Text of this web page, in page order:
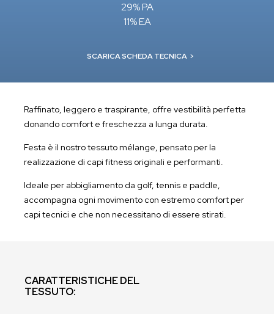
29% PA
11% EA
SCARICA SCHEDA TECNICA >
Raffinato, leggero e traspirante, offre vestibilità perfetta
donando comfort e freschezza a lunga durata.
Festa è il nostro tessuto mélange, pensato per la
realizzazione di capi fitness originali e performanti.
Ideale per abbigliamento da golf, tennis e paddle,
accompagna ogni movimento con estremo comfort per
capi tecnici e che non necessitano di essere stirati.
CARATTERISTICHE DEL
TESSUTO: